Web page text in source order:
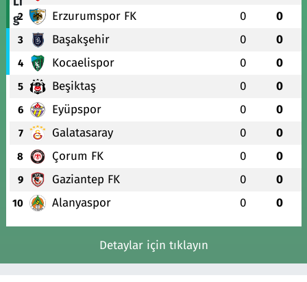
2 Erzurumspor FK 0 0
3 Başakşehir 0 0
4 Kocaelispor 0 0
5 Beşiktaş 0 0
6 Eyüpspor 0 0
7 Galatasaray 0 0
8 Çorum FK 0 0
9 Gaziantep FK 0 0
10 Alanyaspor 0 0
Detaylar için tıklayın